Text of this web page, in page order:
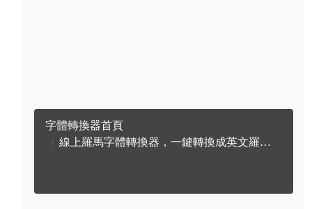
字體轉換器首頁
線上羅馬字體轉換器，一鍵轉換成英文羅馬字體